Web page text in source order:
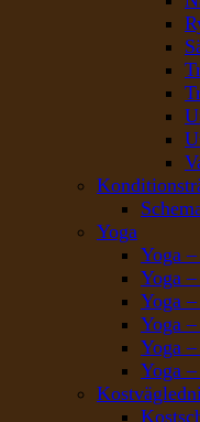
Yoga
Yoga
Yoga
Yoga
Yoga
Yoga
Yoga